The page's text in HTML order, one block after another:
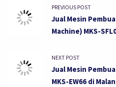
PREVIOUS POST
Jual Mesin
Machine) MKS-
NEXT POST
Jual Mesin
MKS-EW66 di